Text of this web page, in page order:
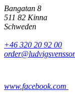
Bangatan 8
511 82 Kinna
Schweden
+46 320 20 92 00
www.facebook.com